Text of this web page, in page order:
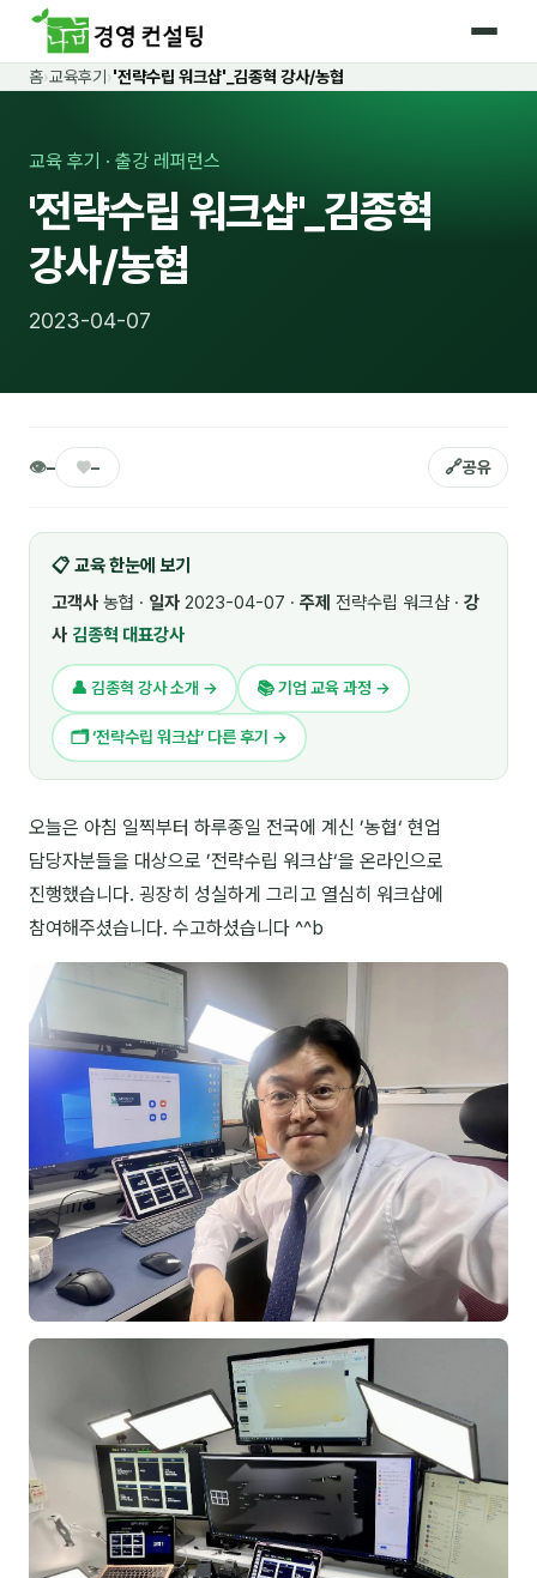
홈
커리큘럼
🛡️ 법정 의무교육 4종
🤖 AI · IT 교육
🧭 경영전략 · 트렌드 8
🎓 강사육성 · 교수법
🏭 산업 특화
💻 IT · 디지털
🎬 영상 · 콘텐츠
📊 프레젠테이션 · 기획 11
🚀 창업 · 커리어
🗣️ 외국어 강의
👥 리더십 · 조직
📚 인문학 · 교양
🤲 협력강사 과정
온라인강의 NEW
📈 B2B 마케팅 3
🤖 AI 실무 2
🧭 기획·전략
강사
김경태
김소연
홈›교육후기 ›'전략수립 워크샵'_김종혁 강사/농협
교육 후기 · 출강 레퍼런스
'전략수립 워크샵'_김종혁
강사/농협
2023-04-07
👁– ♥– 🔗공유
📋 교육 한눈에 보기
고객사 농협 · 일자 2023-04-07 · 주제 전략수립 워크샵 · 강
사 김종혁 대표강사
👤 김종혁 강사 소개 → 📚 기업 교육 과정 →
🗂 ‘전략수립 워크샵’ 다른 후기 →
오늘은 아침 일찍부터 하루종일 전국에 계신 ’농협‘ 현업
담당자분들을 대상으로 ’전략수립 워크샵‘을 온라인으로
진행했습니다. 굉장히 성실하게 그리고 열심히 워크샵에
참여해주셨습니다. 수고하셨습니다 ^^b